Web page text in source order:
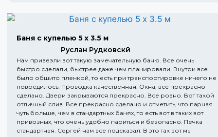
Баня с купелью 5 х 3.5 м
Руслан Рудковскй
Нам привезли вот такую замечательную баню. Все очень
быстро сделали, быстрее даже чем планировали. Внутри все
было обшито пленкой, то есть при транспортировке ничего не
повредилось. Проводка качественная. Окна, все прекрасно
сделано. Двери закрываются прекрасно. Все ровно. Вот такой
отличный слив. Все прекрасно сделано и отметить, что парная
чуть больше, чем в стандартных банях, то есть вот в таких вот
привозных, что очень удобно париться и безопасно. Печка
стандартная. Сергей нам все подсказал. В это так вот мы